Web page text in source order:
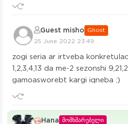
Guest misho Ghost
25 June 2022 23:49
zogi seria ar irtveba
1,2,3,4,13 da me-2 sezonshi
gamoasworebt kargi iqneba :)
Hana მომხმარებელი